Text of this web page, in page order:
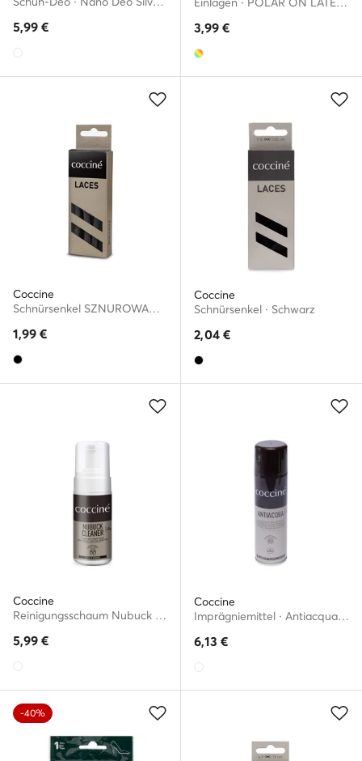
5,99 € 3,99 €
Coccine
Schnürsenkel SZNUROWADŁA 75 cm F3 BAWEŁNIANE v.AZ Schwarz
1,99 €
Coccine
Schnürsenkel · Schwarz
2,04 €
Coccine
Reinigungsschaum Nubuck Cleaner 55/050/100/A/v1
5,99 €
Coccine
Imprägniemittel · Antiacqua Spray 55/58/250A/67v1
6,13 €
-40%